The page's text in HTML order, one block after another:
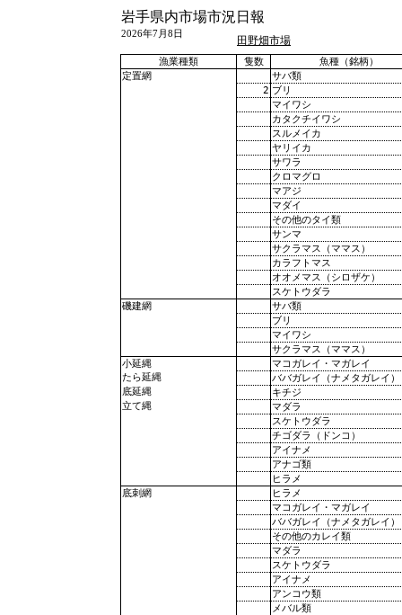
岩手県内市場市況日報
2026年7月8日
田野畑市場
漁業種類 隻数
魚種（銘柄）
定置網
サバ類
2 ブリ
マイワシ
カタクチイワシ
スルメイカ
ヤリイカ
サワラ
クロマグロ
マアジ
マダイ
その他のタイ類
サンマ
サクラマス（ママス）
カラフトマス
オオメマス（シロザケ）
スケトウダラ
磯建網
サバ類
ブリ
マイワシ
サクラマス（ママス）
小延縄 マコガレイ・マガレイ
たら延縄 ババガレイ（ナメタガレイ）
底延縄 キチジ
立て縄
マダラ
スケトウダラ
チゴダラ（ドンコ）
アイナメ
アナゴ類
ヒラメ
底刺網
ヒラメ
マコガレイ・マガレイ
ババガレイ（ナメタガレイ）
その他のカレイ類
マダラ
スケトウダラ
アイナメ
アンコウ類
メバル類